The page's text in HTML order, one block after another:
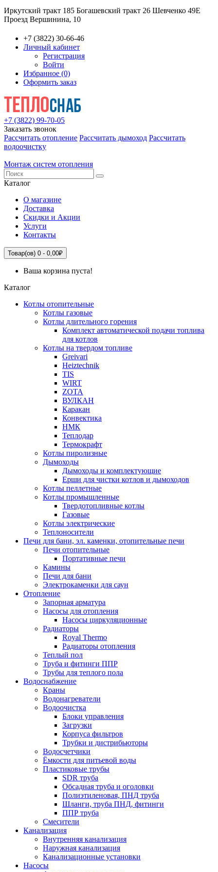
Иркутский тракт 185 Богашевский тракт 26 Шевченко 49Е
Проезд Вершинина, 10
+7 (3822) 30-66-46
Личный кабинет
Регистрация
Войти
Избранное (0)
Оформить заказ
+7 (3822) 99-70-05
Заказать звонок
Рассчитать отопление Рассчитать дымоход Рассчитать
водоочистку
Монтаж систем отопления
Каталог
О магазине
Доставка
Скидки и Акции
Услуги
Контакты
Товар(ов) 0 - 0,00₽
Ваша корзина пуста!
Каталог
Котлы отопительные
Котлы газовые
Котлы длительного горения
Комплект автоматической подачи топлива
для котлов
Котлы на твердом топливе
Greivari
Heiztechnik
TIS
WIRT
ZOTA
ВУЛКАН
Каракан
Конвектика
НМК
Теплодар
Термокрафт
Котлы пиролизные
Дымоходы
Дымоходы и комплектующие
Ерши для чистки котлов и дымоходов
Котлы пеллетные
Котлы промышленные
Твердотопливные котлы
Газовые
Котлы электрические
Теплоносители
Печи для бани, эл. каменки, отопительные печи
Печи отопительные
Портативные печи
Камины
Печи для бани
Электрокаменки для саун
Отопление
Запорная арматура
Насосы для отопления
Насосы циркуляционные
Радиаторы
Royal Thermo
Радиаторы отопления
Теплый пол
Труба и фитинги ППР
Трубы для теплого пола
Водоснабжение
Краны
Водонагреватели
Водоочистка
Блоки управления
Загрузки
Корпуса фильтров
Трубки и дистрибьюторы
Водосчетчики
Ёмкости для питьевой воды
Пластиковые трубы
SDR труба
Обсадная труба и оголовки
Полиэтиленовая, ПНД труба
Шланги, труба ПНД, фитинги
ППР труба
Смесители
Канализация
Внутренняя канализация
Наружная канализация
Канализационные установки
Насосы